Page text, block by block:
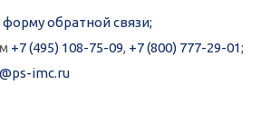
форму обратной связи;
+7 (495) 108-75-09, +7 (800) 777-29-01;
imc.ru